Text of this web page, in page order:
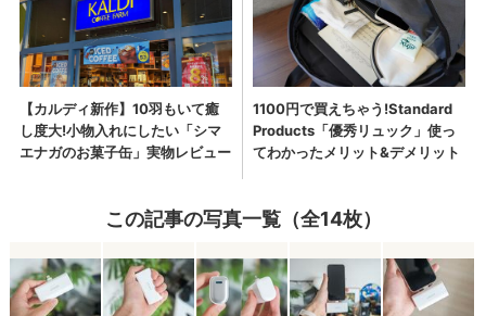
この記事の写真一覧（全14枚）